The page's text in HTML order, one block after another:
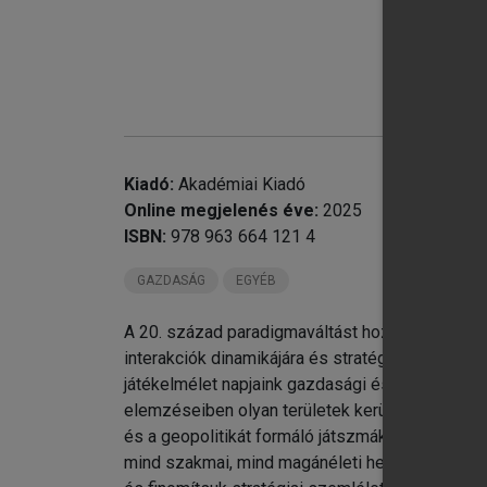
Kiadó: Akadémiai Kiadó
Online megjelenés éve: 2025
ISBN: 978 963 664 121 4
GAZDASÁG EGYÉB
A 20. század paradigmaváltást hozott a
interakciók dinamikájára és stratégiai
játékelmélet napjaink gazdasági és társadalmi
elemzéseiben olyan területek kerülnek
és a geopolitikát formáló játszmák. Az olvasó
mind szakmai, mind magánéleti